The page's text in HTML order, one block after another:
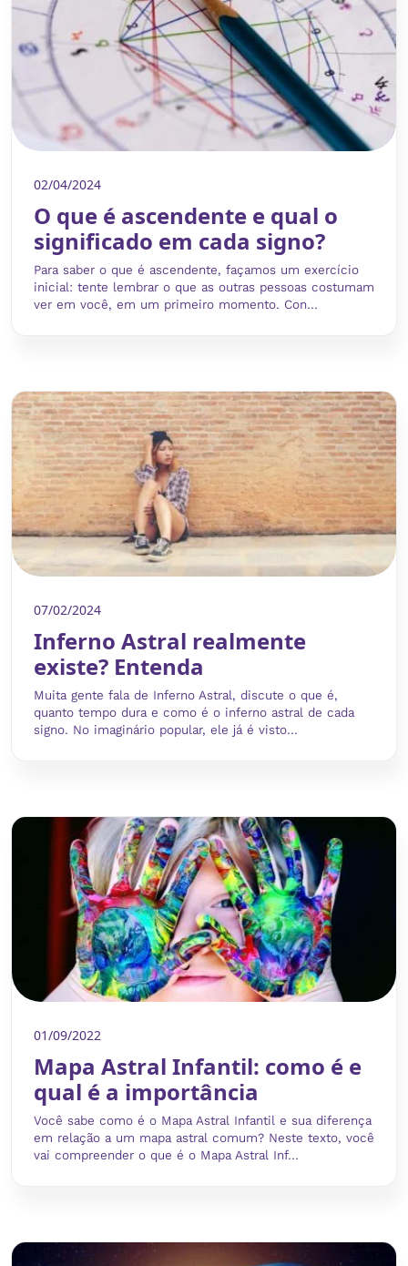
02/04/2024
O que é ascendente e qual o
significado em cada signo?
Para saber o que é ascendente, façamos um exercício
inicial: tente lembrar o que as outras pessoas costumam
ver em você, em um primeiro momento. Con...
07/02/2024
Inferno Astral realmente
existe? Entenda
Muita gente fala de Inferno Astral, discute o que é,
quanto tempo dura e como é o inferno astral de cada
signo. No imaginário popular, ele já é visto...
01/09/2022
Mapa Astral Infantil: como é e
qual é a importância
Você sabe como é o Mapa Astral Infantil e sua diferença
em relação a um mapa astral comum? Neste texto, você
vai compreender o que é o Mapa Astral Inf...